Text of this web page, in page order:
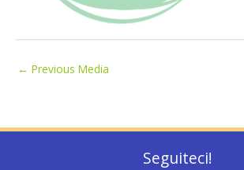
← Previous Media
Seguiteci!